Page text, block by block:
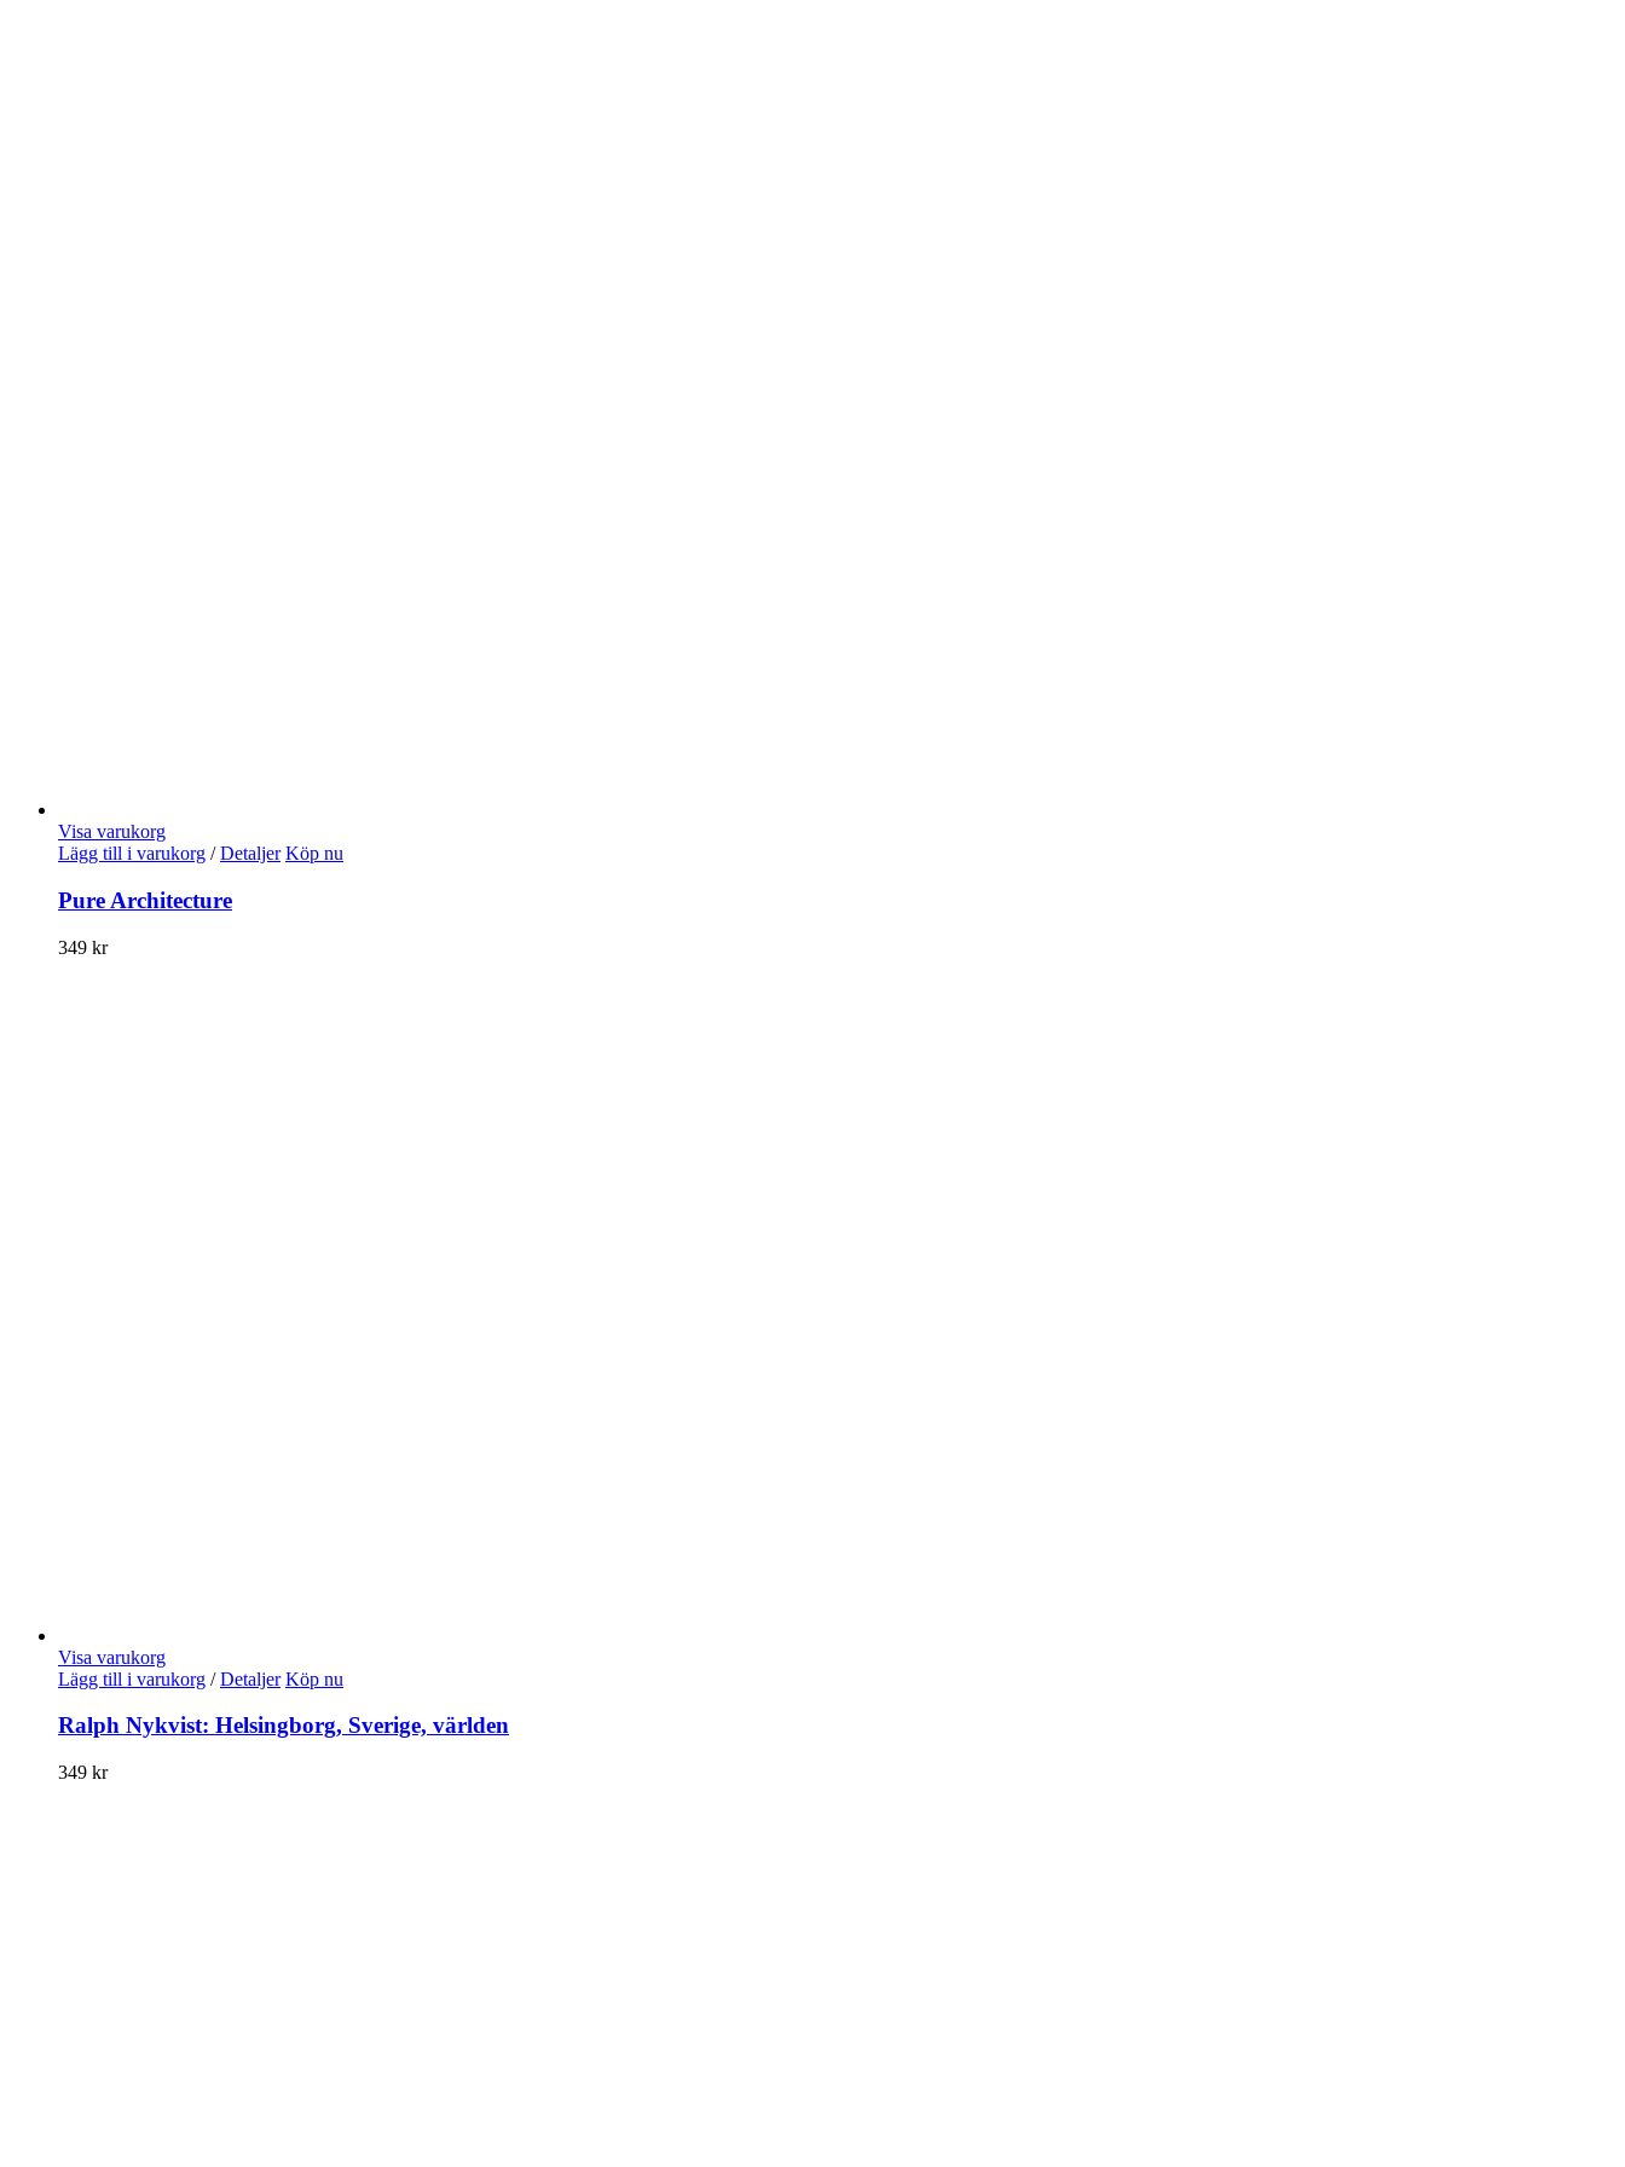
Visa varukorg
Lägg till i varukorg / Detaljer Köp nu
Pure Architecture
349 kr
Visa varukorg
Lägg till i varukorg / Detaljer Köp nu
Ralph Nykvist: Helsingborg, Sverige, världen
349 kr